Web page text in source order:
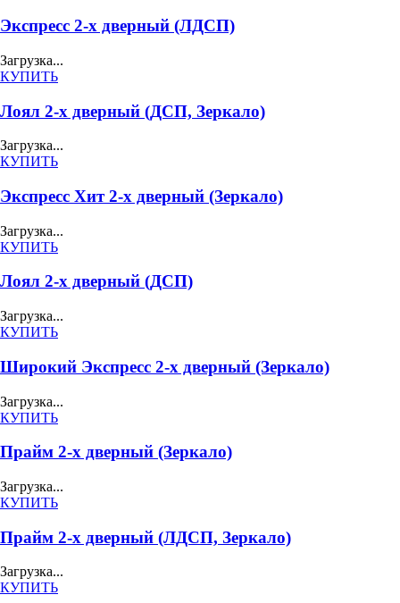
Экспресс 2-х дверный (ЛДСП)
Загрузка...
КУПИТЬ
Лоял 2-х дверный (ДСП, Зеркало)
Загрузка...
КУПИТЬ
Экспресс Хит 2-х дверный (Зеркало)
Загрузка...
КУПИТЬ
Лоял 2-х дверный (ДСП)
Загрузка...
КУПИТЬ
Широкий Экспресс 2-х дверный (Зеркало)
Загрузка...
КУПИТЬ
Прайм 2-х дверный (Зеркало)
Загрузка...
КУПИТЬ
Прайм 2-х дверный (ЛДСП, Зеркало)
Загрузка...
КУПИТЬ